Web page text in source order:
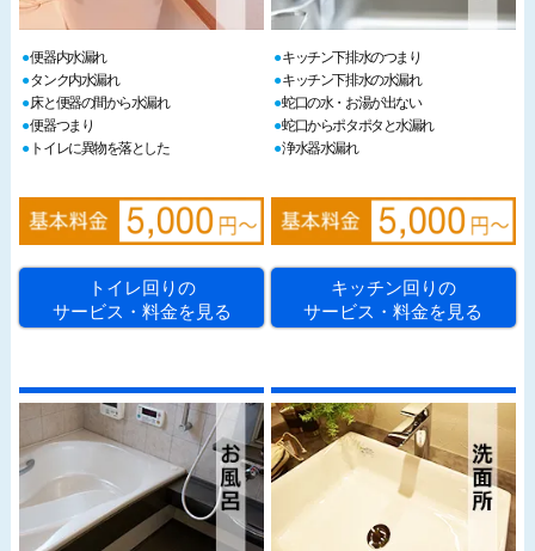
便器内水漏れ
タンク内水漏れ
床と便器の間から水漏れ
便器つまり
トイレに異物を落とした
トイレ回りの
サービス・料金を見る
キッチン下排水のつまり
キッチン下排水の水漏れ
蛇口の水・お湯が出ない
蛇口からポタポタと水漏れ
浄水器水漏れ
キッチン回りの
サービス・料金を見る